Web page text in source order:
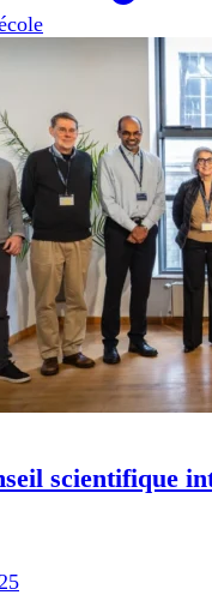
scientifique